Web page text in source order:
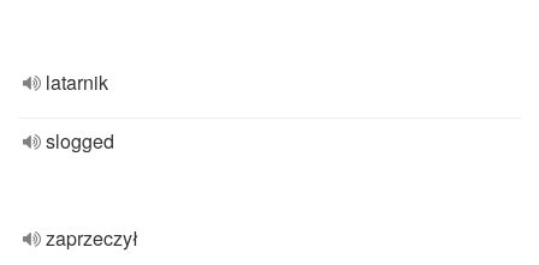
latarnik
slogged
zaprzeczył